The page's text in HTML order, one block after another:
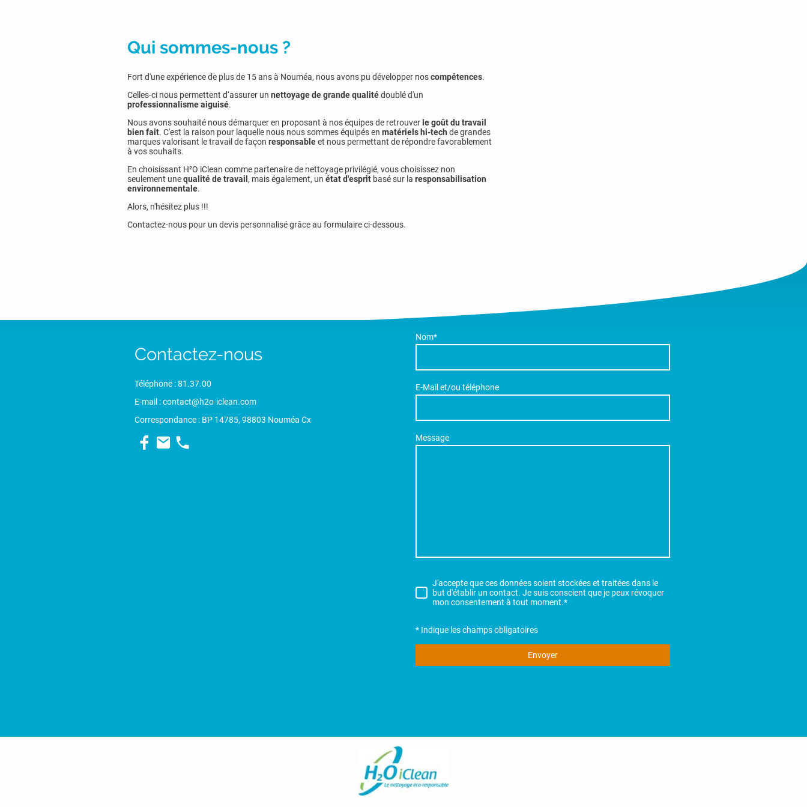
Qui sommes-nous ?
Fort d'une expérience de plus de 15 ans à Nouméa, nous avons pu développer noscompétences.
Celles-ci nous permettent d‘assurer un nettoyage de grande qualitédoublé d'un
professionnalisme aiguisé.
Nous avons souhaité nous démarquer en proposant à nos équipes de retrouver le goût du travail
bien fait. C'est la raison pour laquelle nous nous sommes équipés en matériels hi-tech de grandes
marques valorisant le travail de façon responsableet nous permettant de répondre favorablement
à vos souhaits.
En choisissant H²O iClean comme partenaire de nettoyage privilégié, vous choisissez non
seulement unequalité de travail , mais également, un état d'esprit basé sur la responsabilisation
environnementale.
Alors, n'hésitez plus !!!
Contactez-nous pour un devis personnalisé grâce au formulaire ci-dessous.
Contactez-nous
Téléphone : 81.37.00
E-mail : contact@h2o-iclean.com
Correspondance : BP 14785, 98803 Nouméa Cx
Nom*
E-Mail et/ou téléphone
Message
J'accepte que ces données soient stockées et traitées dans le
but d'établir un contact. Je suis conscient que je peux révoquer
mon consentement à tout moment.*
* Indique les champs obligatoires
Envoyer